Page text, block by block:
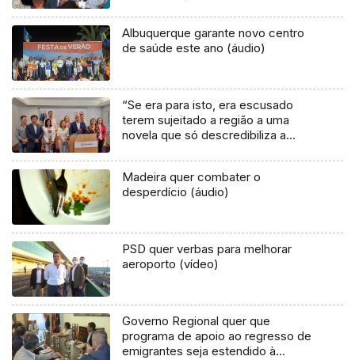
Albuquerque garante novo centro
de saúde este ano (áudio)
“Se era para isto, era escusado
terem sujeitado a região a uma
novela que só descredibiliza a
Madeira quer combater o
desperdício (áudio)
PSD quer verbas para melhorar
aeroporto (vídeo)
Governo Regional quer que
programa de apoio ao regresso de
emigrantes seja estendido à